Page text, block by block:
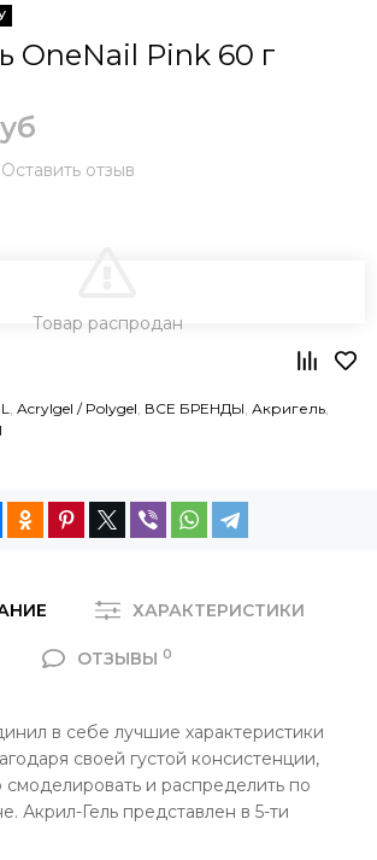
OneNail Pink 60 г
Оставить отзыв
Товар распродан
, Acrylgel / Polygel, ВСЕ БРЕНДЫ, Акригель,
ХАРАКТЕРИСТИКИ
ОТЗЫВЫ 0
в себе лучшие характеристики
своей густой консистенции,
и распределить по
Акрил-Гель представлен в 5-ти